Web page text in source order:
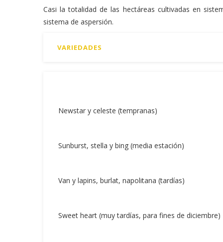
Casi la totalidad de las hectáreas cultivadas en
sistema de aspersión.
VARIEDADES
Newstar y celeste (tempranas)
Sunburst, stella y bing (media estación)
Van y lapins, burlat, napolitana (tardías)
Sweet heart (muy tardías, para fines de diciembre)